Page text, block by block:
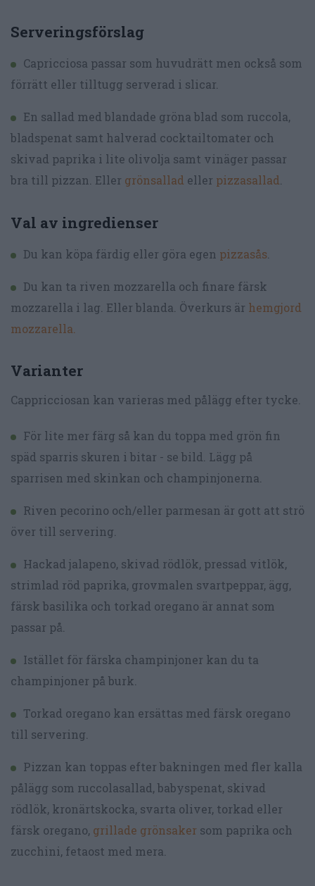
Serveringsförslag
Capricciosa passar som huvudrätt men också som
förrätt eller tilltugg serverad i slicar.
En sallad med blandade gröna blad som ruccola,
bladspenat samt halverad cocktailtomater och
skivad paprika i lite olivolja samt vinäger passar
bra till pizzan. Eller grönsallad eller pizzasallad.
Val av ingredienser
Du kan köpa färdig eller göra egen pizzasås
Du kan ta riven mozzarella och finare färsk
mozzarella i lag. Eller blanda. Överkurs är hemgjord
mozzarella.
Varianter
Cappricciosan kan varieras med pålägg efter tycke.
För lite mer färg så kan du toppa med grön fin
späd sparris skuren i bitar - se bild. Lägg på
sparrisen med skinkan och champinjonerna.
Riven pecorino och/eller parmesan är gott att strö
över till servering.
Hackad jalapeno, skivad rödlök, pressad vitlök,
strimlad röd paprika, grovmalen svartpeppar, ägg,
färsk basilika och torkad oregano är annat som
passar på.
Istället för färska champinjoner kan du ta
champinjoner på burk.
Torkad oregano kan ersättas med färsk oregano
till servering.
Pizzan kan toppas efter bakningen med fler kalla
pålägg som ruccolasallad, babyspenat, skivad
rödlök, kronärtskocka, svarta oliver, torkad eller
färsk oregano, grillade grönsaker som paprika och
zucchini, fetaost med mera.